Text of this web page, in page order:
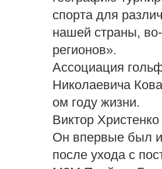
спорта для
нашей страны,
регионов».
Ассоциация
Николаевича
ом году жизни.
Виктор
Он впервые был
после ухода с